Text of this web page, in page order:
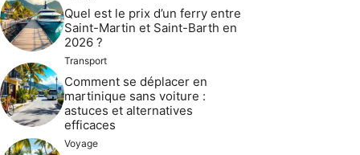
Quel est le prix d’un ferry entre
Saint-Martin et Saint-Barth en
2026 ?
Transport
Comment se déplacer en
martinique sans voiture :
astuces et alternatives
efficaces
Voyage